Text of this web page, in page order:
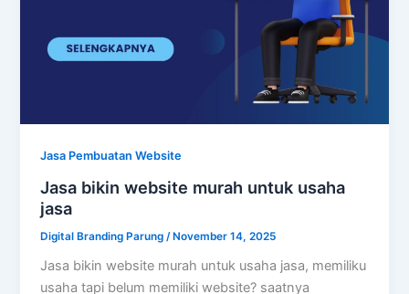
Jasa Pembuatan Website
Jasa bikin website murah untuk usaha
jasa
Digital Branding Parung /November 14, 2025
Jasa bikin website murah untuk usaha jasa, memiliku
usaha tapi belum memiliki website? saatnya